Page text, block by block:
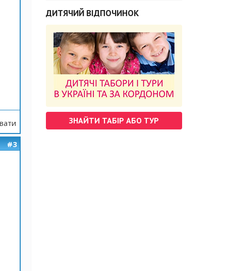
#3
ДИТЯЧИЙ ВІДПОЧИНОК
ЗНАЙТИ ТАБІР АБО ТУР